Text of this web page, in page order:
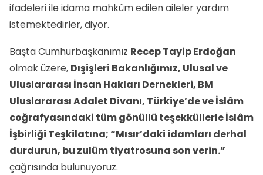
ifadeleri ile idama mahkûm edilen aileler yardım
istemektedirler, diyor.
Başta Cumhurbaşkanımız Recep Tayip Erdoğan
olmak üzere, Dışişleri Bakanlığımız, Ulusal ve
Uluslararası İnsan Hakları Dernekleri, BM
Uluslararası Adalet Divanı, Türkiye’de ve İslâm
coğrafyasındaki tüm gönüllü teşekküllerle İslâm
İşbirliği Teşkilatına; “Mısır’daki idamları derhal
durdurun, bu zulüm tiyatrosuna son verin.”
çağrısında bulunuyoruz.